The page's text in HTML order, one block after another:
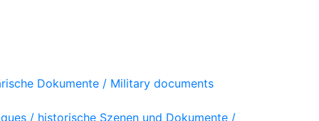
Dokumente / Military documents
/ historische Szenen und Dokumente /